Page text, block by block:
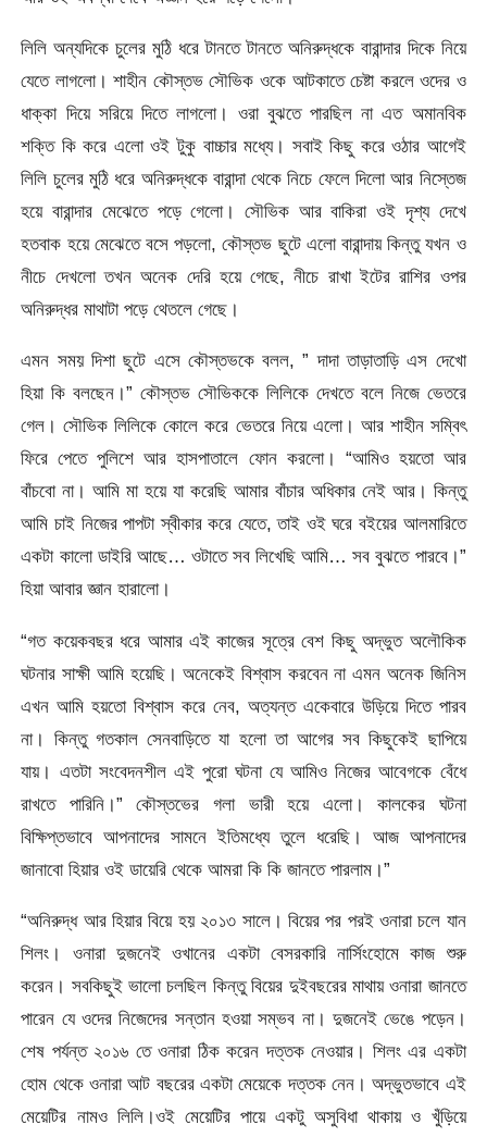
লিলি অন্যদিকে চুলের মুঠি ধরে টানতে টানতে অনিরুদ্ধকে বারান্দার দিকে নিয়ে
যেতে লাগলো। শাহীন কৌস্তভ সৌভিক ওকে আটকাতে চেষ্টা করলে ওদের ও
ধাক্কা দিয়ে সরিয়ে দিতে লাগলো। ওরা বুঝতে পারছিল না এত অমানবিক
শক্তি কি করে এলো ওই টুকু বাচ্চার মধ্যে। সবাই কিছু করে ওঠার আগেই
লিলি চুলের মুঠি ধরে অনিরুদ্ধকে বারান্দা থেকে নিচে ফেলে দিলো আর নিস্তেজ
হয়ে বারান্দার মেঝেতে পড়ে গেলো। সৌভিক আর বাকিরা ওই দৃশ্য দেখে
হতবাক হয়ে মেঝেতে বসে পড়লো, কৌস্তভ ছুটে এলো বারান্দায় কিন্তু যখন ও
নীচে দেখলো তখন অনেক দেরি হয়ে গেছে, নীচে রাখা ইটের রাশির ওপর
অনিরুদ্ধর মাথাটা পড়ে থেতলে গেছে।
এমন সময় দিশা ছুটে এসে কৌস্তভকে বলল, ” দাদা তাড়াতাড়ি এস দেখো
হিয়া কি বলছেন।” কৌস্তভ সৌভিককে লিলিকে দেখতে বলে নিজে ভেতরে
গেল। সৌভিক লিলিকে কোলে করে ভেতরে নিয়ে এলো। আর শাহীন সম্বিৎ
ফিরে পেতে পুলিশে আর হাসপাতালে ফোন করলো। “আমিও হয়তো আর
বাঁচবো না। আমি মা হয়ে যা করেছি আমার বাঁচার অধিকার নেই আর। কিন্তু
আমি চাই নিজের পাপটা স্বীকার করে যেতে, তাই ওই ঘরে বইয়ের আলমারিতে
একটা কালো ডাইরি আছে… ওটাতে সব লিখেছি আমি… সব বুঝতে পারবে।”
হিয়া আবার জ্ঞান হারালো।
“গত কয়েকবছর ধরে আমার এই কাজের সূত্রে বেশ কিছু অদ্ভুত অলৌকিক
ঘটনার সাক্ষী আমি হয়েছি। অনেকেই বিশ্বাস করবেন না এমন অনেক জিনিস
এখন আমি হয়তো বিশ্বাস করে নেব, অত্যন্ত একেবারে উড়িয়ে দিতে পারব
না। কিন্তু গতকাল সেনবাড়িতে যা হলো তা আগের সব কিছুকেই ছাপিয়ে
যায়। এতটা সংবেদনশীল এই পুরো ঘটনা যে আমিও নিজের আবেগকে বেঁধে
রাখতে পারিনি।” কৌস্তভের গলা ভারী হয়ে এলো। কালকের ঘটনা
বিক্ষিপ্তভাবে আপনাদের সামনে ইতিমধ্যে তুলে ধরেছি। আজ আপনাদের
জানাবো হিয়ার ওই ডায়েরি থেকে আমরা কি কি জানতে পারলাম।”
“অনিরুদ্ধ আর হিয়ার বিয়ে হয় ২০১৩ সালে। বিয়ের পর পরই ওনারা চলে যান
শিলং। ওনারা দুজনেই ওখানের একটা বেসরকারি নার্সিংহোমে কাজ শুরু
করেন। সবকিছুই ভালো চলছিল কিন্তু বিয়ের দুইবছরের মাথায় ওনারা জানতে
পারেন যে ওদের নিজেদের সন্তান হওয়া সম্ভব না। দুজনেই ভেঙে পড়েন।
শেষ পর্যন্ত ২০১৬ তে ওনারা ঠিক করেন দত্তক নেওয়ার। শিলং এর একটা
হোম থেকে ওনারা আট বছরের একটা মেয়েকে দত্তক নেন। অদ্ভুতভাবে এই
মেয়েটির নামও লিলি।ওই মেয়েটির পায়ে একটু অসুবিধা থাকায় ও খুঁড়িয়ে